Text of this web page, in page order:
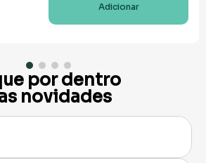
Adicionar
por dentro
novidades